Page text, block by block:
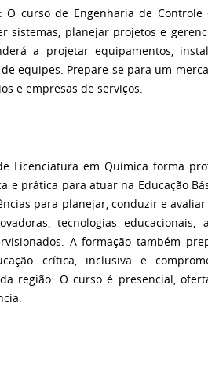
O curso de Engenharia de Controle
sistemas, planejar projetos e
a projetar equipamentos,
equipes. Prepare-se para um
e empresas de serviços.
Licenciatura em Química forma
e prática para atuar na Educação
para planejar, conduzir e
tecnologias educacionais,
A formação também
crítica, inclusiva e
região. O curso é presencial,